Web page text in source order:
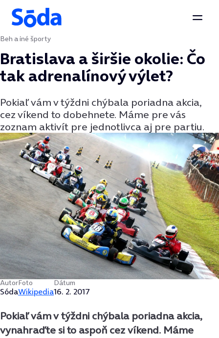
Preskočiť na obsah
Beh a iné športy
Bratislava a širšie okolie: Čo
tak adrenalínový výlet?
Pokiaľ vám v týždni chýbala poriadna akcia,
cez víkend to dobehnete. Máme pre vás
zoznam aktivít pre jednotlivca aj pre partiu.
Autor
Sóda
Foto
Wikipedia
Dátum
16. 2. 2017
Pokiaľ vám v týždni chýbala poriadna akcia,
vynahraďte si to aspoň cez víkend. Máme